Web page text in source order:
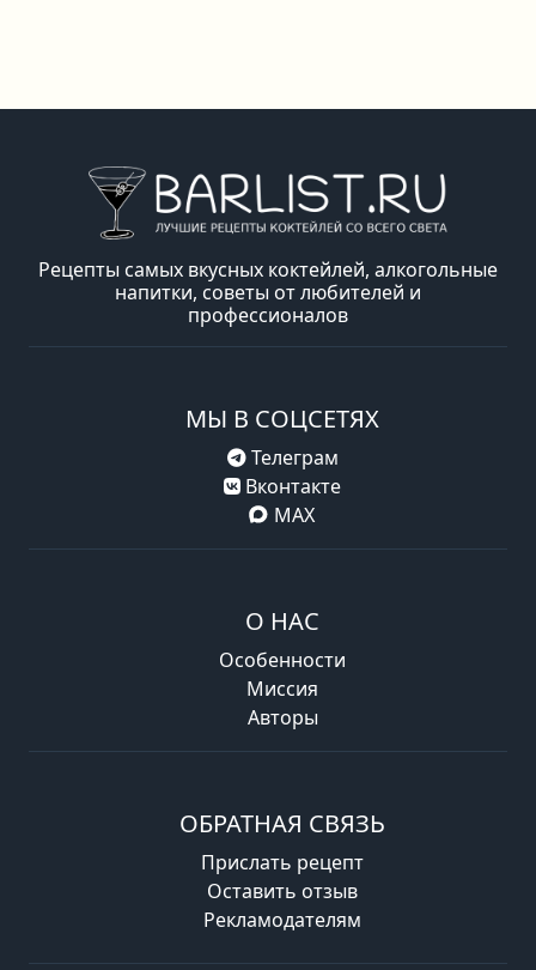
Рецепты самых вкусных коктейлей, алкогольные
напитки, советы от любителей и
профессионалов
МЫ В СОЦСЕТЯХ
Телеграм
Вконтакте
MAX
О НАС
Особенности
Миссия
Авторы
ОБРАТНАЯ СВЯЗЬ
Прислать рецепт
Оставить отзыв
Рекламодателям